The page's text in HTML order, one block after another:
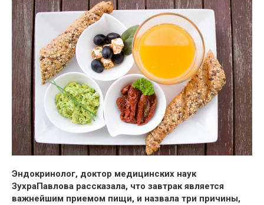
Эндокринолог, доктор медицинских наук
ЗухраПавлова рассказала, что завтрак является
важнейшим приемом пищи, и назвала три причины,